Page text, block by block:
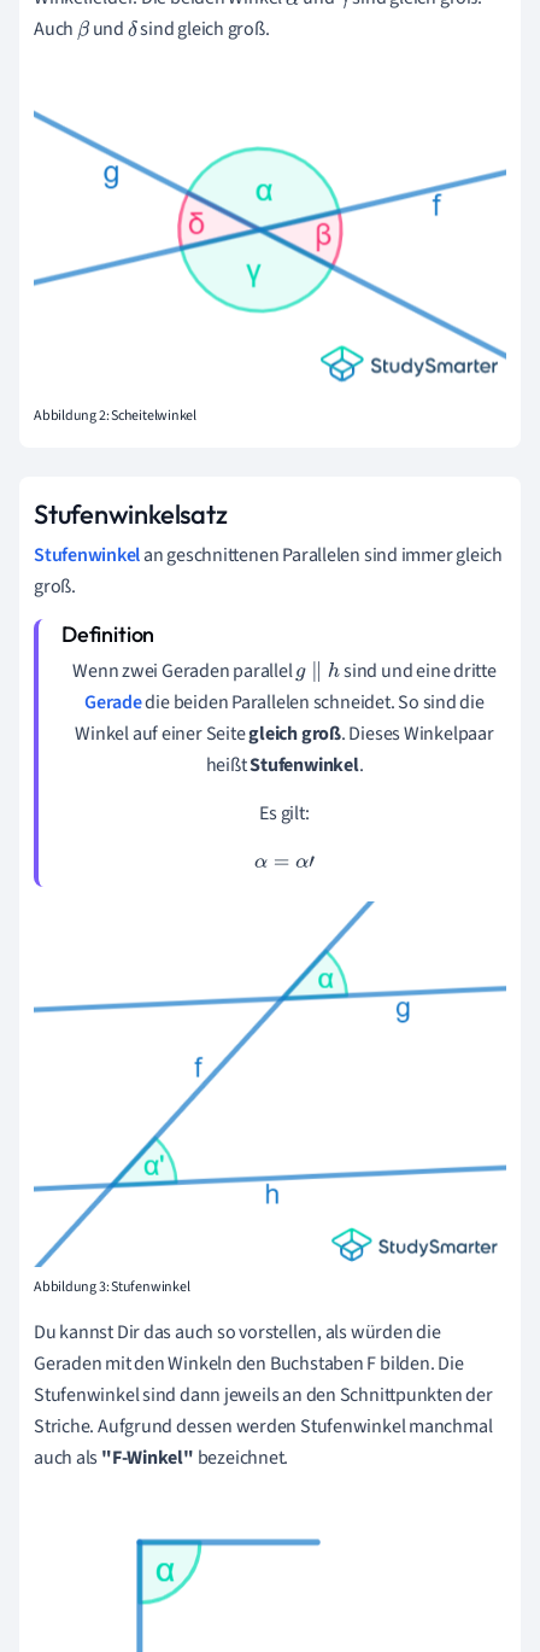
Auchβundδsind gleich groß.
Abbildung 2: Scheitelwinkel
Stufenwinkelsatz
Stufenwinkelan geschnittenen Parallelen sind immer gleich
groß.
Wenn zwei Geraden parallelg∥
sind und eine dritte
Geradedie beiden Parallelen schneidet. So sind die
Winkel auf einer Seitegleich groß. Dieses Winkelpaar
heißtStufenwinkel.
Es gilt:
α= α'
Abbildung 3: Stufenwinkel
Du kannst Dir das auch so vorstellen, als würden die
Geraden mit den Winkeln den Buchstaben F bilden.Die
Stufenwinkel sind dann jeweils an den Schnittpunkten der
Striche.Aufgrund dessen werden Stufenwinkel manchmal
auch als"F-Winkel" bezeichnet.